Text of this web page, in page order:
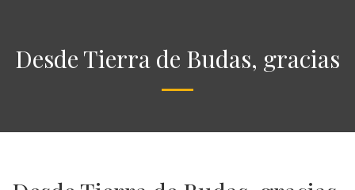
Desde Tierra de Budas, gracias